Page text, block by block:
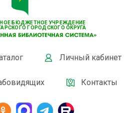
БЮДЖЕТНОЕ УЧРЕЖДЕНИЕ
ГОРОДСКОГО ОКРУГА
Личный кабинет
Контакты